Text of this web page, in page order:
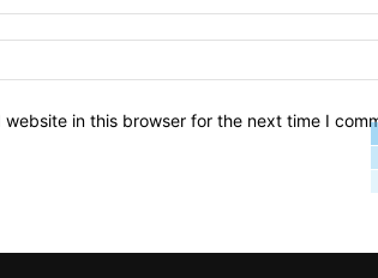
website in this browser for the next time I